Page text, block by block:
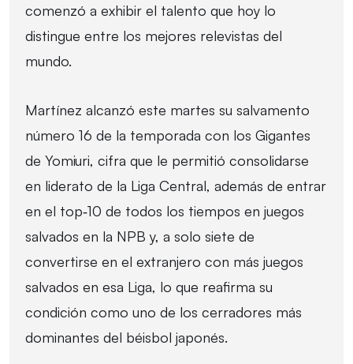
comenzó a exhibir el talento que hoy lo
distingue entre los mejores relevistas del
mundo.
Martínez alcanzó este martes su salvamento
número 16 de la temporada con los Gigantes
de Yomiuri, cifra que le permitió consolidarse
en liderato de la Liga Central, además de entrar
en el top‑10 de todos los tiempos en juegos
salvados en la NPB y, a solo siete de
convertirse en el extranjero con más juegos
salvados en esa Liga, lo que reafirma su
condición como uno de los cerradores más
dominantes del béisbol japonés.